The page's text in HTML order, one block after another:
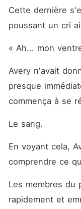
Cette dernière
poussant un cri
« Ah... mon
Avery n'avait
presque
commença à se
Le sang.
En voyant cela,
comprendre ce
Les membres du
rapidement et